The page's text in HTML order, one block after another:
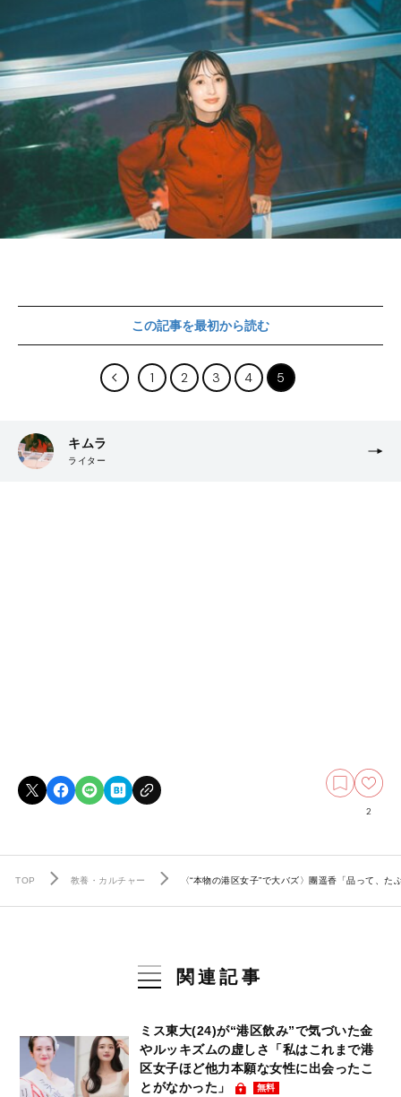
この記事を最初から読む
1 2 3 4 5
キムラ
ライター
2
TOP 教養・カルチャー 〈“本物の港区女子”で大バズ〉團遥香「品って、
関連記事
ミス東大(24)が“港区飲み”で気づいた金
やルッキズムの虚しさ「私はこれまで港
区女子ほど他力本願な女性に出会ったこ
とがなかった」
無料